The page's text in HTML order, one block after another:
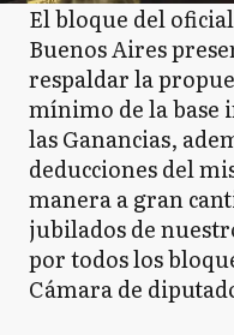
El bloque del
Buenos Aires
respaldar la
mínimo de la base
las Ganancias,
deducciones del
manera a gran
jubilados de
por todos los
Cámara de